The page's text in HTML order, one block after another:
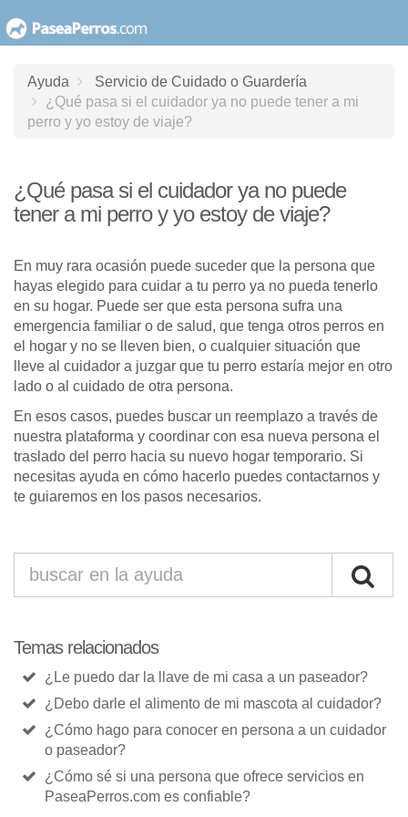
al
contenido
Ayuda
Servicio de Cuidado o Guardería
¿Qué pasa si el cuidador ya no puede tener a mi
perro y yo estoy de viaje?
¿Qué pasa si el cuidador ya no puede
tener a mi perro y yo estoy de viaje?
En muy rara ocasión puede suceder que la persona que
hayas elegido para cuidar a tu perro ya no pueda tenerlo
en su hogar. Puede ser que esta persona sufra una
emergencia familiar o de salud, que tenga otros perros en
el hogar y no se lleven bien, o cualquier situación que
lleve al cuidador a juzgar que tu perro estaría mejor en otro
lado o al cuidado de otra persona.
En esos casos, puedes buscar un reemplazo a través de
nuestra plataforma y coordinar con esa nueva persona el
traslado del perro hacia su nuevo hogar temporario. Si
necesitas ayuda en cómo hacerlo puedes contactarnos y
te guiaremos en los pasos necesarios.
Temas relacionados
¿Le puedo dar la llave de mi casa a un paseador?
¿Debo darle el alimento de mi mascota al cuidador?
¿Cómo hago para conocer en persona a un cuidador
o paseador?
¿Cómo sé si una persona que ofrece servicios en
PaseaPerros.com es confiable?